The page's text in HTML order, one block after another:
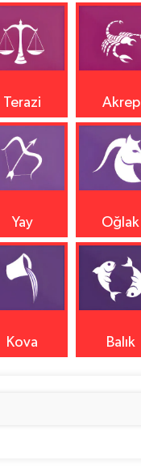
Terazi Akrep
Yay Oğlak
Kova Balık